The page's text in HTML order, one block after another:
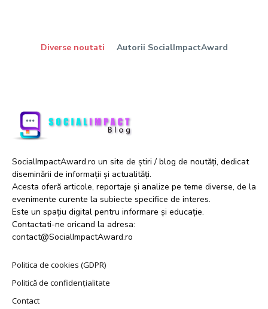
Diverse noutati Autorii SocialImpactAward
SocialImpactAward.ro un site de știri / blog de noutăți, dedicat
diseminării de informații și actualități.
Acesta oferă articole, reportaje și analize pe teme diverse, de la
evenimente curente la subiecte specifice de interes.
Este un spațiu digital pentru informare și educație.
Contactati-ne oricand la adresa:
contact@SocialImpactAward.ro
Politica de cookies (GDPR)
Politică de confidențialitate
Contact